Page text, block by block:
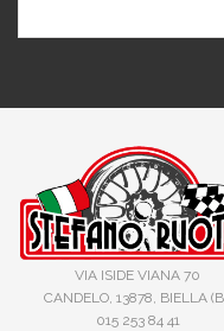
VIA ISIDE VIANA 70
CANDELO, 13878, BIELLA
015 253 84 41